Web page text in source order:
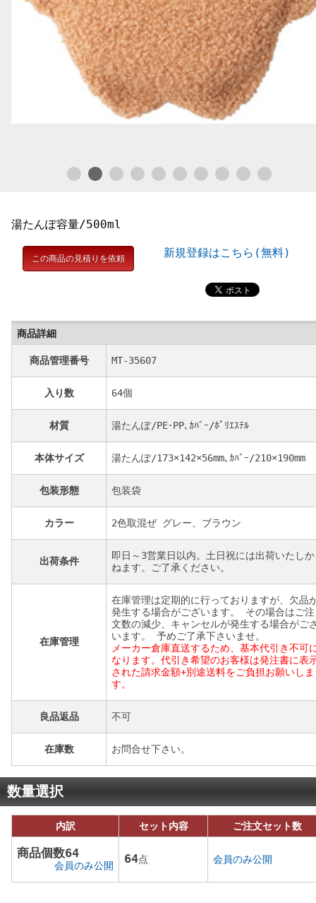
湯たんぽ容量/500ml
この商品の見積りを依頼 新規登録はこちら(無料)
商品詳細
商品管理番号 MT-35607
入り数 64個
材質 湯たんぽ/PE･PP､ｶﾊﾞｰ/ﾎﾟﾘｴｽﾃﾙ
本体サイズ 湯たんぽ/173×142×56mm､ｶﾊﾞｰ/210×190mm
包装形態 包装袋
カラー 2色取混ぜ グレー、ブラウン
出荷条件
即日～3営業日以内。土日祝には出荷いたしか
ねます。ご了承ください。
在庫管理
在庫管理は定期的に行っておりますが、欠品
発生する場合がございます。 その場合はご注
文数の減少、キャンセルが発生する場合がご
います。 予めご了承下さいませ。
メーカー倉庫直送するため、基本代引き不可
なります。代引き希望のお客様は発注書に表
された請求金額+別途送料をご負担お願いしま
す。
良品返品 不可
在庫数 お問合せ下さい。
数量選択
内訳 セット内容 ご注文セット数
商品個数64
会員のみ公開 64点 会員のみ公開